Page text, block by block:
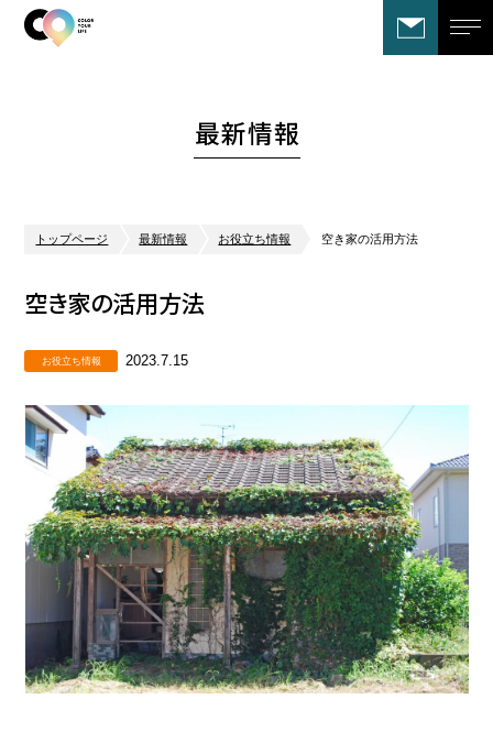
最新情報
トップページ 最新情報 お役立ち情報 空き家の活用方法
空き家の活用方法
お役立ち情報 2023.7.15